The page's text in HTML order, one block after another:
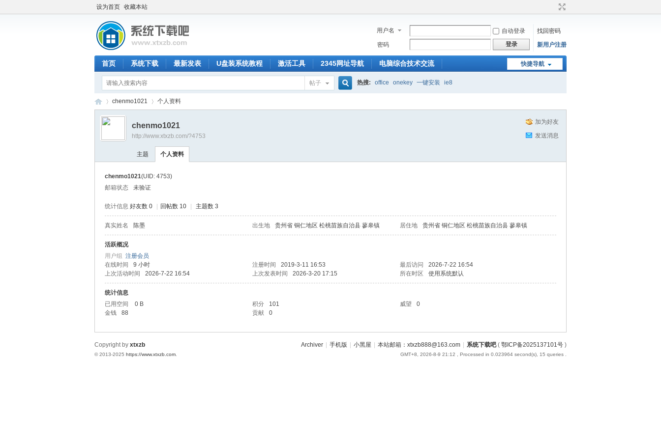
设为首页 收藏本站
用户名 自动登录
找回密码
密码
登录 新用户注册
快捷导航
首页 系统下载 最新发表 U盘装系统教程 激活工具 2345网址导航 电脑综合技术交流
帖子 热搜: office onekey 一键安装 ie8
›
chenmo1021 个人资料
加为好友
发送消息
chenmo1021
http://www.xtxzb.com/?4753
主题 个人资料
chenmo1021(UID: 4753)
邮箱状态
未验证
统计信息 好友数 0 回帖数 10 主题数 3
真实姓名 陈墨 出生地 贵州省 铜仁地区 松桃苗族自治县 蓼皋镇 居住地 贵州省 铜仁地区 松桃苗族自治县 蓼皋镇
活跃概况
用户组 注册会员
在线时间
9 小时 注册时间 2019-3-11 16:53 最后访问
2026-7-22 16:54
上次活动时间
2026-7-22 16:54 上次发表时间 2026-3-20 17:15 所在时区 使用系统默认
统计信息
已用空间
0 B 积分 101 威望
0
金钱
88 贡献 0
Archiver 手机版 小黑屋 本站邮箱：xtxzb888@163.com 系统下载吧( 鄂ICP备2025137101号 )
GMT+8, 2026-8-9 21:12 , Processed in 0.023964 second(s), 15 queries .
Copyright by xtxzb
© 2013-2025 https://www.xtxzb.com